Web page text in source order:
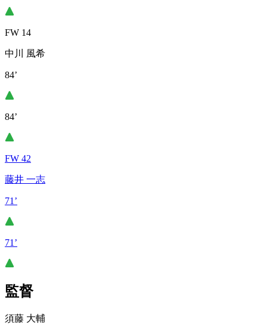
FW 14
中川 風希
84’
84’
FW 42
藤井 一志
71’
71’
監督
須藤 大輔